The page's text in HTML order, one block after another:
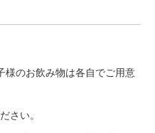
様のお飲み物は各自でご用意
さい。